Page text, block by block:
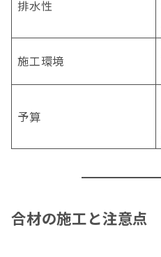
排水性
施工環境
予算
合材の施工と注意点